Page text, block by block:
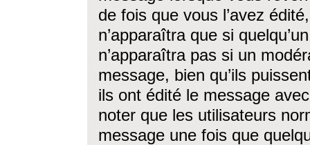
de fois que vous l’avez
n’apparaîtra que si
n’apparaîtra pas si un
message, bien qu’ils
ils ont édité le message
noter que les utilisateurs
message une fois que